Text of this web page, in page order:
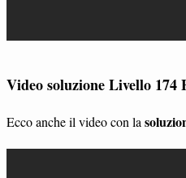
Video soluzione Livello 174
Ecco anche il video con la